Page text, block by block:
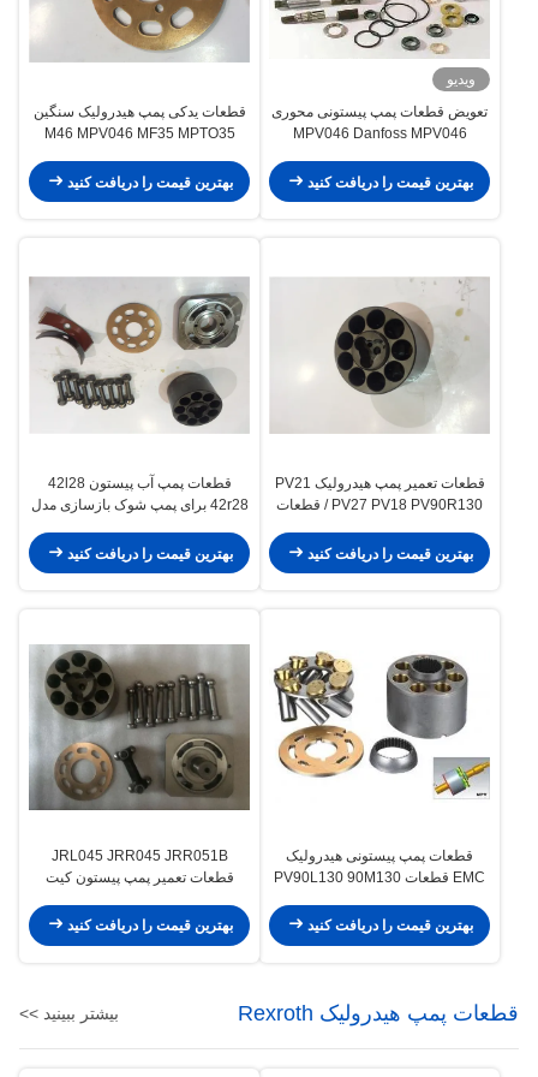
ویدیو
تعویض قطعات پمپ پیستونی محوری
MPV046 Danfoss MPV046
بهترین قیمت را دریافت کنید
قطعات یدکی پمپ هیدرولیک سنگین
M46 MPV046 MF35 MPTO35
بهترین قیمت را دریافت کنید
قطعات تعمیر پمپ هیدرولیک PV21
PV27 PV18 PV90R130 / قطعات
بهترین قیمت را دریافت کنید
قطعات پمپ آب پیستون 42l28
42r28 برای پمپ شوک بازسازی مدل
بهترین قیمت را دریافت کنید
قطعات پمپ پیستونی هیدرولیک
EMC قطعات PV90L130 90M130
بهترین قیمت را دریافت کنید
JRL045 JRR045 JRR051B
قطعات تعمیر پمپ پیستون کیت
بهترین قیمت را دریافت کنید
قطعات پمپ هیدرولیک Rexroth بیشتر ببینید >>